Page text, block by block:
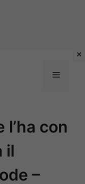
Menu
con
il
–